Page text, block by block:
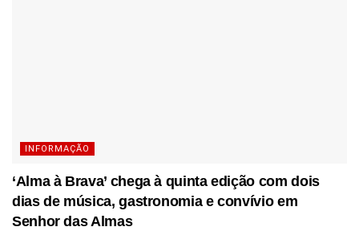
INFORMAÇÃO
‘Alma à Brava’ chega à quinta edição com dois
dias de música, gastronomia e convívio em
Senhor das Almas